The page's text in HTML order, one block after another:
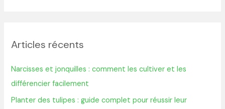
e
c
h
e
Articles récents
Narcisses et jonquilles : comment les cultiver et les
différencier facilement
Planter des tulipes : guide complet pour réussir leur